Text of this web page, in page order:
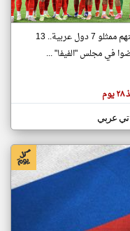
تغيير الدولة
على مدار الساعة
القمر العاجلة والمباشرة
بينهم ممثلو 7 دول عربية.. 13
في مجلس "الفيفا" ...
تي عربي